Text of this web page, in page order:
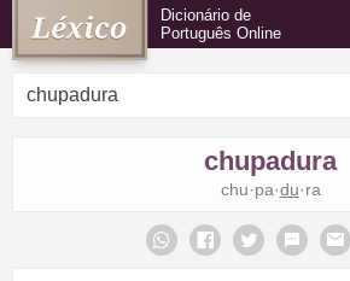
Dicionário de
Português Online
chupadura
chu·pa·du·ra